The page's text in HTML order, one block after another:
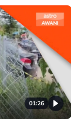
01:26